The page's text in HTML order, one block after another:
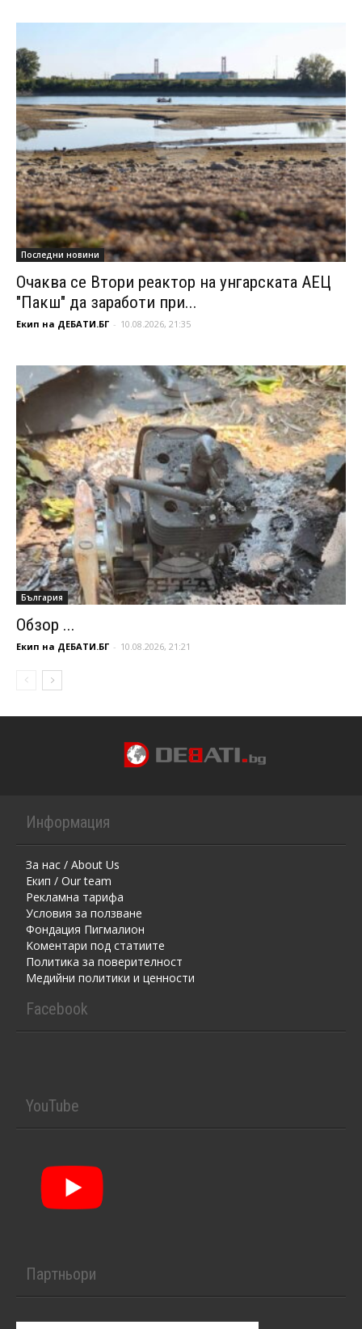
Последни новини
Очаква се Втори реактор на унгарската АЕЦ
"Пакш" да заработи при...
Екип на ДЕБАТИ.БГ - 10.08.2026, 21:35
България
Обзор ...
Екип на ДЕБАТИ.БГ - 10.08.2026, 21:21
Информация
За нас / About Us
Екип / Our team
Рекламна тарифа
Условия за ползване
Фондация Пигмалион
Kоментaри под статиите
Политика за поверителност
Медийни политики и ценности
Facebook
YouTube
Партньори